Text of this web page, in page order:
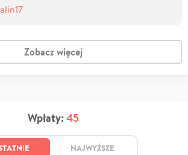
Zobacz więcej
Wpłaty: 45
NAJWYŻSZE